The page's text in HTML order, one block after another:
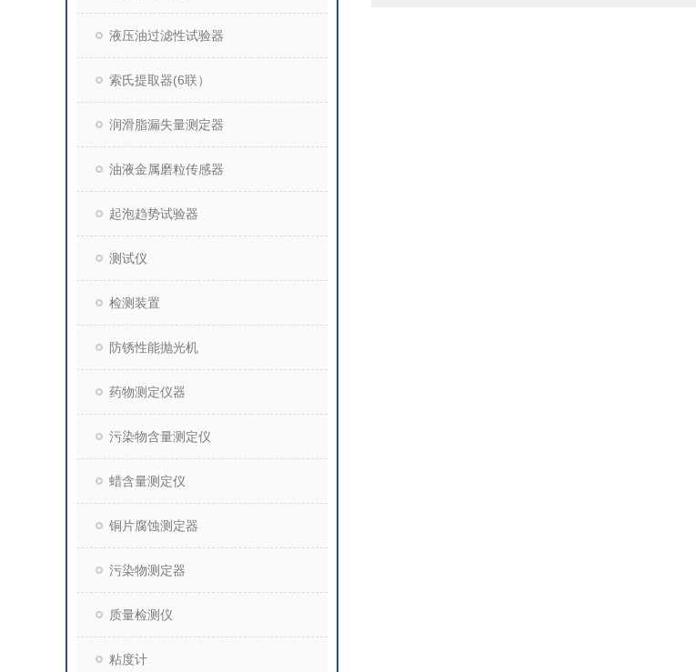
液压油过滤性试验器
索氏提取器(6联）
润滑脂漏失量测定器
油液金属磨粒传感器
起泡趋势试验器
测试仪
检测装置
防锈性能抛光机
药物测定仪器
污染物含量测定仪
蜡含量测定仪
铜片腐蚀测定器
污染物测定器
质量检测仪
粘度计